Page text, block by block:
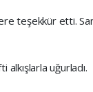
teşekkür etti.
uğurladı.